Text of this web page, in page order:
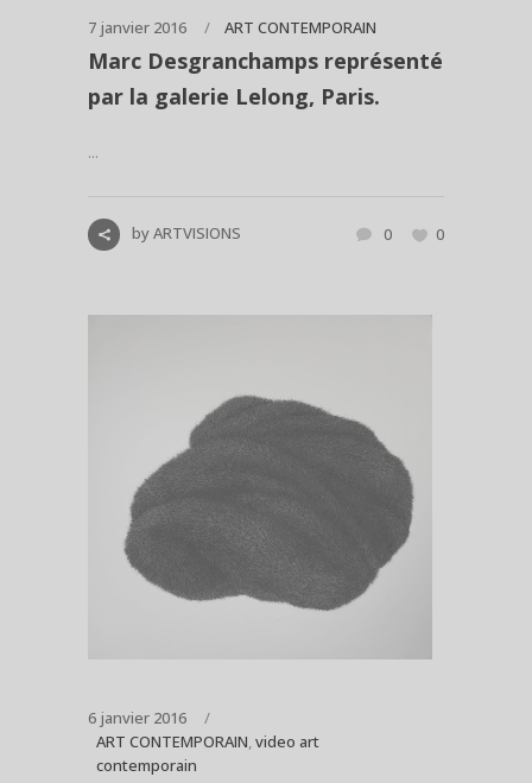
7 janvier 2016 ART CONTEMPORAIN
Marc Desgranchamps représenté
par la galerie Lelong, Paris.
...
byARTVISIONS 0 0
6 janvier 2016
ART CONTEMPORAIN,video art
contemporain